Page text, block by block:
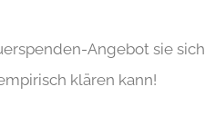
Angebot sie sich
klären kann!